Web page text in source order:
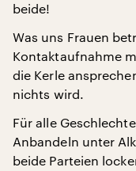
beide!
Was uns Frauen
Kontaktaufnahme
die Kerle
nichts wird.
Für alle
Anbandeln unter
beide Parteien